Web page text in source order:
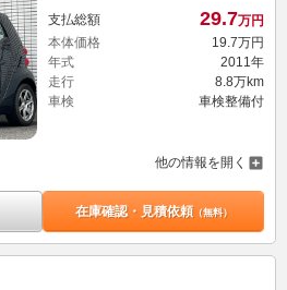
支払総額 29.7万円
本体価格
19. 7万円
年式
2011年
走行
8.8万km
車検
車検整備付
他の情報を開く
在庫確認・見積依頼（無料）